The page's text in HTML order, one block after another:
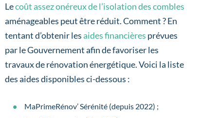
Lecoût assez onéreux de l’isolation des combles
aménageables peut être réduit. Comment ? En
tentant d’obtenir lesaides financières prévues
par le Gouvernement afin de favoriser les
travaux de rénovation énergétique. Voici la liste
des aides disponibles ci-dessous :
MaPrimeRénov’ Sérénité (depuis 2022) ;